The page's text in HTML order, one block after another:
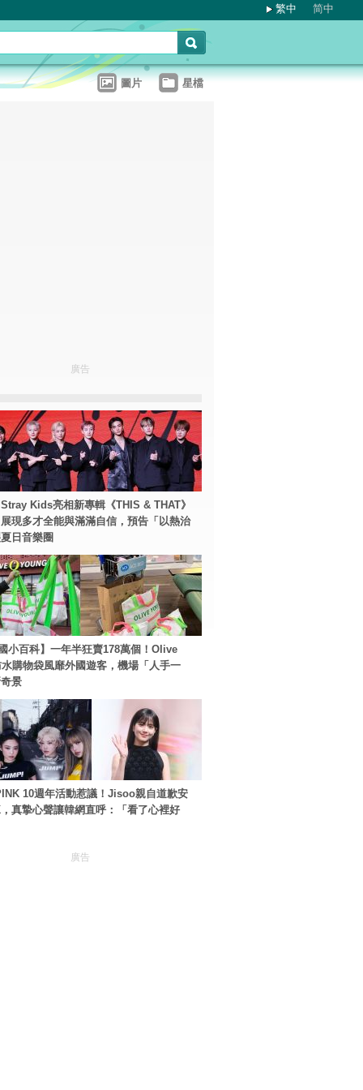
繁中 简中
圖片 星檔
廣告
Kids亮相新專輯《THIS & THAT》
現多才全能與滿滿自信，預告「以熱治
日音樂圈
小百科】一年半狂賣178萬個！Olive
購物袋風靡外國遊客，機場「人手一
景
10週年活動惹議！Jisoo親自道歉安
真摯心聲讓韓網直呼：「看了心裡好
廣告